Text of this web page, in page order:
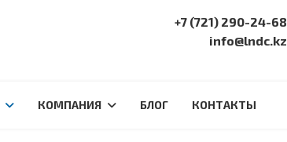
+7 (721) 290-24-68
info@lndc.kz
КОМПАНИЯ БЛОГ КОНТАКТЫ